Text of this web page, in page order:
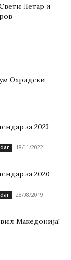
Петар и
Охридски
за 2023
18/11/2022
за 2020
28/08/2019
Македонија!